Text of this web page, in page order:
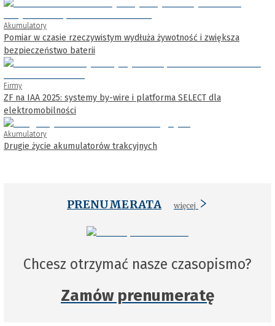
Akumulatory
Pomiar w czasie rzeczywistym wydłuża żywotność i zwiększa
bezpieczeństwo baterii
Firmy
ZF na IAA 2025: systemy by-wire i platforma SELECT dla
elektromobilności
Akumulatory
Drugie życie akumulatorów trakcyjnych
PRENUMERATA więcej
Chcesz otrzymać nasze czasopismo?
Zamów prenumeratę